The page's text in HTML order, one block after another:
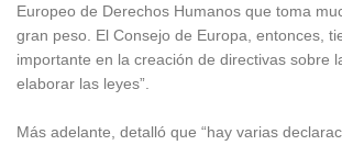
Europeo de Derechos Humanos que toma
gran peso. El Consejo de Europa, entonces,
importante en la creación de directivas sobre
elaborar las leyes”.
Más adelante, detalló que “hay varias